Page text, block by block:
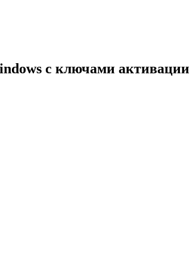
с ключами активации